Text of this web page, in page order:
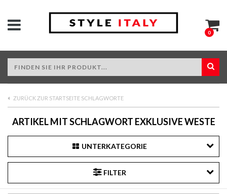
0
ZURÜCK ZUR STARTSEITE SCHLAGWORTE
ARTIKEL MIT SCHLAGWORT EXKLUSIVE WESTE
UNTERKATEGORIE
FILTER